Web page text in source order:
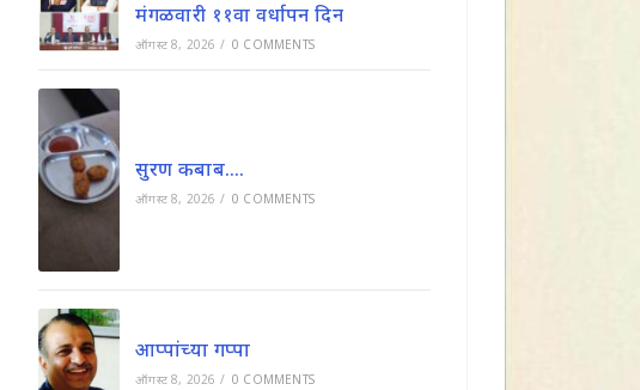
मंगळवारी ११वा वर्धापन दिन
ऑगस्ट 8, 2026 / 0 COMMENTS
सुरण कबाब….
ऑगस्ट 8, 2026 / 0 COMMENTS
आप्पांच्या गप्पा
ऑगस्ट 8, 2026 / 0 COMMENTS